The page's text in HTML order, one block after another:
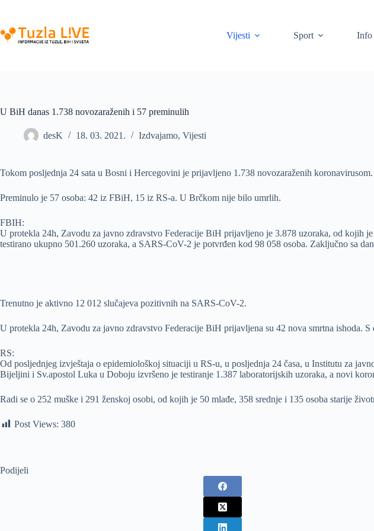
content
Vijesti
Sport Info
U BiH danas 1.738 novozaraženih i 57 preminulih
desK 18. 03. 2021. Izdvajamo, Vijesti
Tokom posljednja 24 sata u Bosni i Hercegovini je prijavljeno 1.738 novozaraženih
Preminulo je 57 osoba: 42 iz FBiH, 15 iz RS-a. U Brčkom nije bilo umrlih.
FBIH:
U protekla 24h, Zavodu za javno zdravstvo Federacije BiH prijavljeno je 3.878 uzoraka, od
testirano ukupno 501.260 uzoraka, a SARS-CoV-2 je potvrđen kod 98 058 osoba. Zaključno sa
Trenutno je aktivno 12 012 slučajeva pozitivnih na SARS-CoV-2.
U protekla 24h, Zavodu za javno zdravstvo Federacije BiH prijavljena su 42 nova smrtna ishoda.
RS:
Od posljednjeg izvještaja o epidemiološkoj situaciji u RS-u, u posljednja 24 časa, u Institutu za
Bijeljini i Sv.apostol Luka u Doboju izvršeno je testiranje 1.387 laboratorijskih uzoraka, a novi
Radi se o 252 muške i 291 ženskoj osobi, od kojih je 50 mlađe, 358 srednje i 135 osoba starije
Post Views: 380
Podijeli